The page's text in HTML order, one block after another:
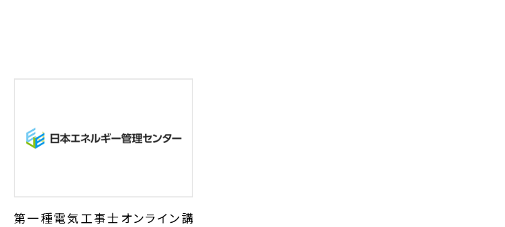
第一種電気工事士オンライン講